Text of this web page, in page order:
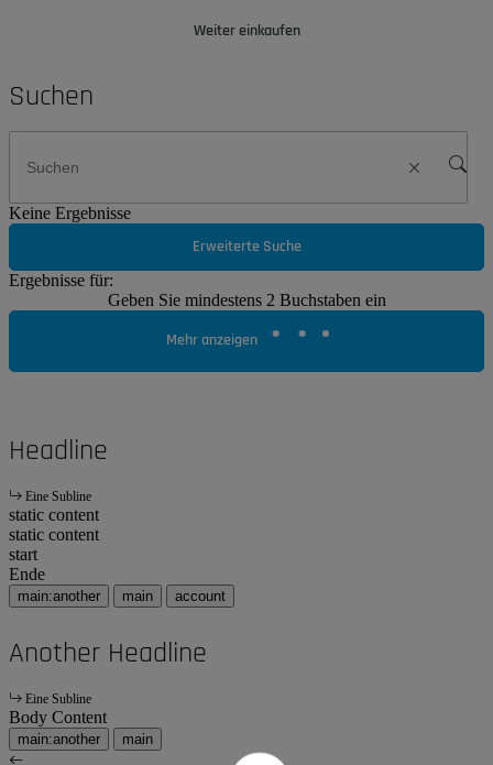
Weiter einkaufen
Suchen
Keine Ergebnisse
Erweiterte Suche
Ergebnisse für:
Geben Sie mindestens 2 Buchstaben ein
Mehr anzeigen
Headline
Eine Subline
static content
static content
start
Ende
main:another main account
Another Headline
Eine Subline
Body Content
main:another main